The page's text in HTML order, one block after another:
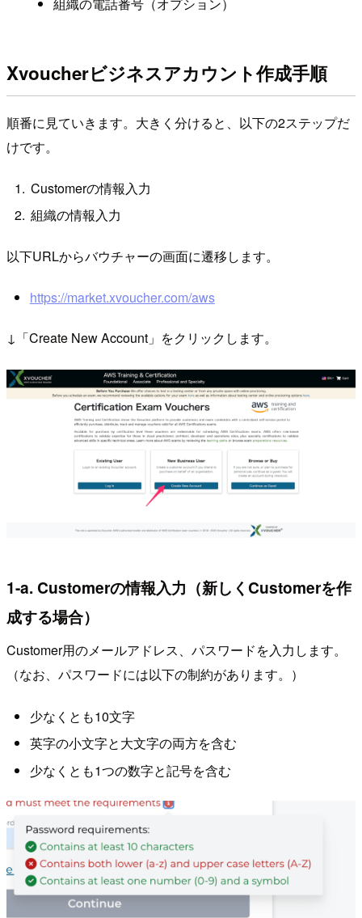
Xvoucherビジネスアカウント作成手順
順番に見ていきます。大きく分けると、以下の2ステップだ
けです。
Customerの情報入力
組織の情報入力
以下URLからバウチャーの画面に遷移します。
https://market.xvoucher.com/aws
↓「Create New Account」をクリックします。
1-a. Customerの情報入力（新しくCustomerを作
成する場合）
Customer用のメールアドレス、パスワードを入力します。
（なお、パスワードには以下の制約があります。）
少なくとも10文字
英字の小文字と大文字の両方を含む
少なくとも1つの数字と記号を含む